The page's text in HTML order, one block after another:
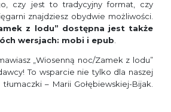
czy jest to tradycyjny format, czy
znajdziesz obydwie możliwości.
z lodu” dostępna jest także
wersjach: mobi i epub
„Wiosenną noc/Zamek z lodu”
To wsparcie nie tylko dla naszej
– Marii Gołębiewskiej-Bijak.